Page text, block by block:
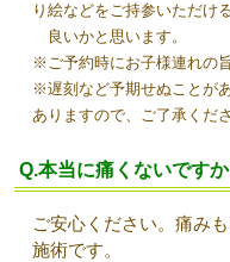
り絵などをご持参いただけ
良いかと思います。
※ご予約時にお子様連れの
※遅刻など予期せぬことが
ありますので、ご了承くださ
Q.本当に痛くないですか
ご安心ください。痛み
施術です。